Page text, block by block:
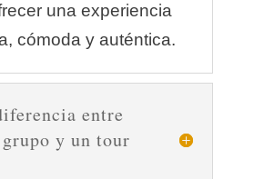
una experiencia
cómoda y auténtica.
entre
y un tour